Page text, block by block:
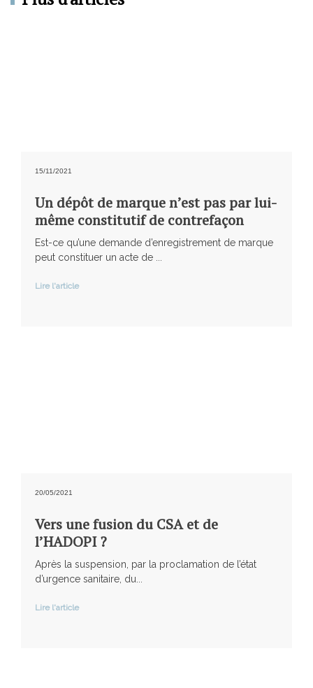
15/11/2021
Un dépôt de marque n’est pas par lui-
même constitutif de contrefaçon
Est-ce qu’une demande d’enregistrement de marque
peut constituer un acte de ...
Lire l'article
20/05/2021
Vers une fusion du CSA et de
l’HADOPI ?
Après la suspension, par la proclamation de l’état
d’urgence sanitaire, du...
Lire l'article